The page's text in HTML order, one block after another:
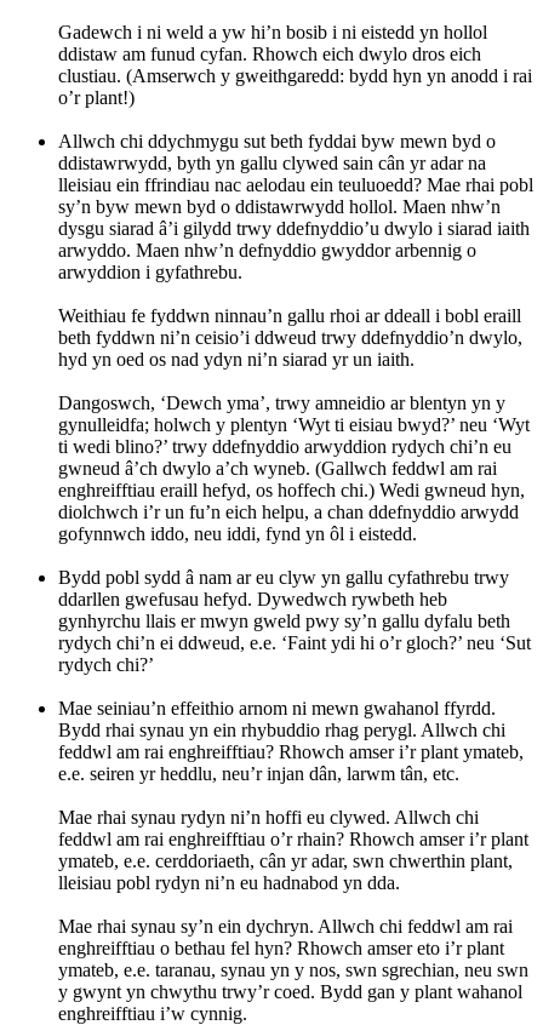
Gadewch i ni weld a yw hi’n bosib i ni eistedd yn hollol
ddistaw am funud cyfan. Rhowch eich dwylo dros eich
clustiau. (Amserwch y gweithgaredd: bydd hyn yn anodd i rai
o’r plant!)
Allwch chi ddychmygu sut beth fyddai byw mewn byd o
ddistawrwydd, byth yn gallu clywed sain cân yr adar na
lleisiau ein ffrindiau nac aelodau ein teuluoedd? Mae rhai pobl
sy’n byw mewn byd o ddistawrwydd hollol. Maen nhw’n
dysgu siarad â’i gilydd trwy ddefnyddio’u dwylo i siarad iaith
arwyddo. Maen nhw’n defnyddio gwyddor arbennig o
arwyddion i gyfathrebu.
Weithiau fe fyddwn ninnau’n gallu rhoi ar ddeall i bobl eraill
beth fyddwn ni’n ceisio’i ddweud trwy ddefnyddio’n dwylo,
hyd yn oed os nad ydyn ni’n siarad yr un iaith.
Dangoswch, ‘Dewch yma’, trwy amneidio ar blentyn yn y
gynulleidfa; holwch y plentyn ‘Wyt ti eisiau bwyd?’ neu ‘Wyt
ti wedi blino?’ trwy ddefnyddio arwyddion rydych chi’n eu
gwneud â’ch dwylo a’ch wyneb. (Gallwch feddwl am rai
enghreifftiau eraill hefyd, os hoffech chi.) Wedi gwneud hyn,
diolchwch i’r un fu’n eich helpu, a chan ddefnyddio arwydd
gofynnwch iddo, neu iddi, fynd yn ôl i eistedd.
Bydd pobl sydd â nam ar eu clyw yn gallu cyfathrebu trwy
ddarllen gwefusau hefyd. Dywedwch rywbeth heb
gynhyrchu llais er mwyn gweld pwy sy’n gallu dyfalu beth
rydych chi’n ei ddweud, e.e. ‘Faint ydi hi o’r gloch?’ neu ‘Sut
rydych chi?’
Mae seiniau’n effeithio arnom ni mewn gwahanol ffyrdd.
Bydd rhai synau yn ein rhybuddio rhag perygl. Allwch chi
feddwl am rai enghreifftiau? Rhowch amser i’r plant ymateb,
e.e. seiren yr heddlu, neu’r injan dân, larwm tân, etc.
Mae rhai synau rydyn ni’n hoffi eu clywed. Allwch chi
feddwl am rai enghreifftiau o’r rhain? Rhowch amser i’r plant
ymateb, e.e. cerddoriaeth, cân yr adar, swn chwerthin plant,
lleisiau pobl rydyn ni’n eu hadnabod yn dda.
Mae rhai synau sy’n ein dychryn. Allwch chi feddwl am rai
enghreifftiau o bethau fel hyn? Rhowch amser eto i’r plant
ymateb, e.e. taranau, synau yn y nos, swn sgrechian, neu swn
y gwynt yn chwythu trwy’r coed. Bydd gan y plant wahanol
enghreifftiau i’w cynnig.